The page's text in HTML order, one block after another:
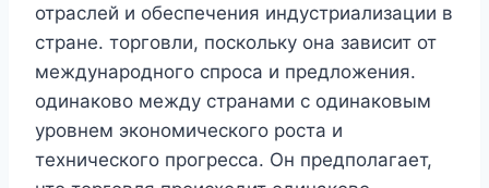
отраслей и обеспечения индустриализации в
стране. торговли, поскольку она зависит от
международного спроса и предложения.
одинаково между странами с одинаковым
уровнем экономического роста и
технического прогресса. Он предполагает,